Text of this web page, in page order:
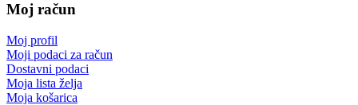
Moj račun
Moj profil
Moji podaci za račun
Dostavni podaci
Moja lista želja
Moja košarica